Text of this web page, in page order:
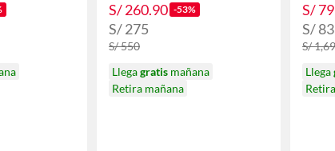
S/ 260.90 -53%
S/ 275
S/ 550
Llegagratis mañana
Retira mañana
S/
S/
S/
Llega